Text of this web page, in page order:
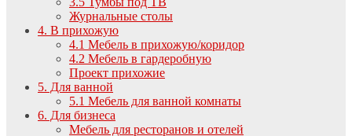
Журнальные столы
4. В прихожую
4.1 Мебель в прихожую/коридор
4.2 Мебель в гардеробную
Проект прихожие
5. Для ванной
5.1 Мебель для ванной комнаты
6. Для бизнеса
Мебель для ресторанов и отелей